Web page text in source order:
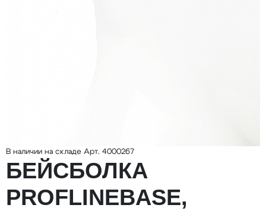
В наличии на складе Арт. 4000267
БЕЙСБОЛКА
PROFLINEBASE,